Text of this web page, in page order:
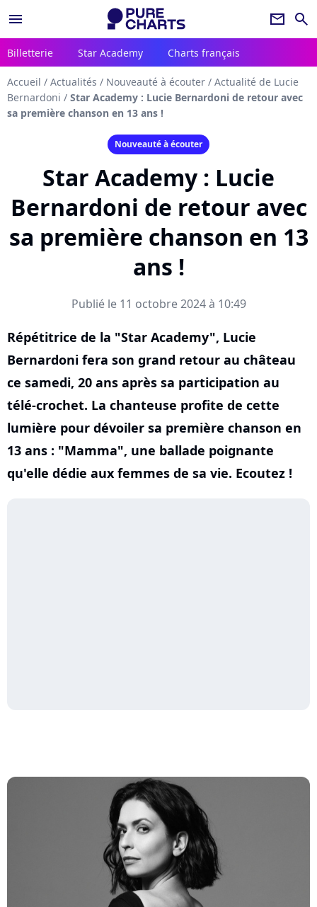
menu newsletter search
Billetterie Star Academy Charts français
Accueil / Actualités / Nouveauté à écouter / Actualité de Lucie
Bernardoni / Star Academy : Lucie Bernardoni de retour avec
sa première chanson en 13 ans !
Nouveauté à écouter
Star Academy : Lucie
Bernardoni de retour avec
sa première chanson en 13
ans !
Publié le 11 octobre 2024 à 10:49
Répétitrice de la "Star Academy", Lucie
Bernardoni fera son grand retour au château
ce samedi, 20 ans après sa participation au
télé-crochet. La chanteuse profite de cette
lumière pour dévoiler sa première chanson en
13 ans : "Mamma", une ballade poignante
qu'elle dédie aux femmes de sa vie. Ecoutez !